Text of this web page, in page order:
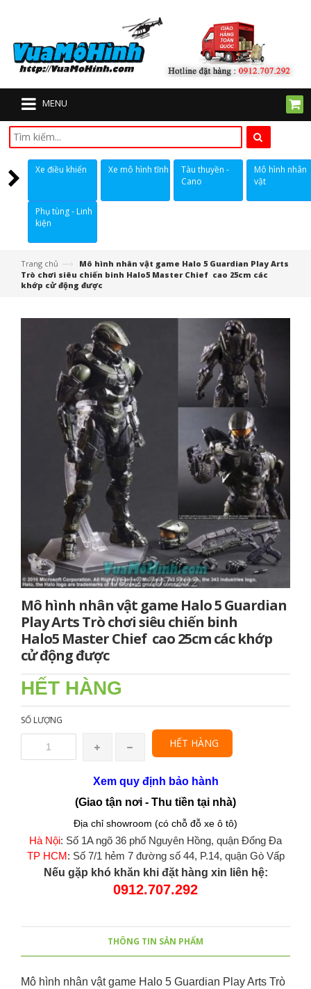
MENU
Xe điều khiển Xe mô hình tĩnh
Tàu thuyền -
Cano
Mô hình nhân
vật
Phụ tùng - Linh
kiện
Trang chủ —›
Mô hình nhân vật game Halo 5 Guardian Play Arts
Trò chơi siêu chiến binh Halo5 Master Chief cao 25cm các
khớp cử động được
Mô hình nhân vật game Halo 5 Guardian
Play Arts Trò chơi siêu chiến binh
Halo5 Master Chief cao 25cm các khớp
cử động được
HẾT HÀNG
SỐ LƯỢNG
HẾT HÀNG
Xem quy định bảo hành
(Giao tận nơi - Thu tiền tại nhà)
Địa chỉ showroom (có chỗ đỗ xe ô tô)
Hà Nội: Số 1A ngõ 36 phố Nguyên Hồng, quận Đống Đa
TP HCM : Số 7/1 hẻm 7 đường số 44, P.14, quận Gò Vấp
Nếu gặp khó khăn khi đặt hàng xin liên hệ:
0912.707.292
THÔNG TIN SẢN PHẨM
Mô hình nhân vật game Halo 5 Guardian Play Arts Trò